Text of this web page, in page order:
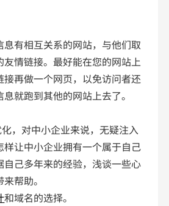
有相互关系的网站，与他们取
情链接。最好能在您的网站上
再做一个网页，以免访问者还
就跑到其他的网站上去了。
，对中小企业来说，无疑注入
样让中小企业拥有一个属于自己
自己多年来的经验，浅谈一些心
帮助。
和域名的选择。